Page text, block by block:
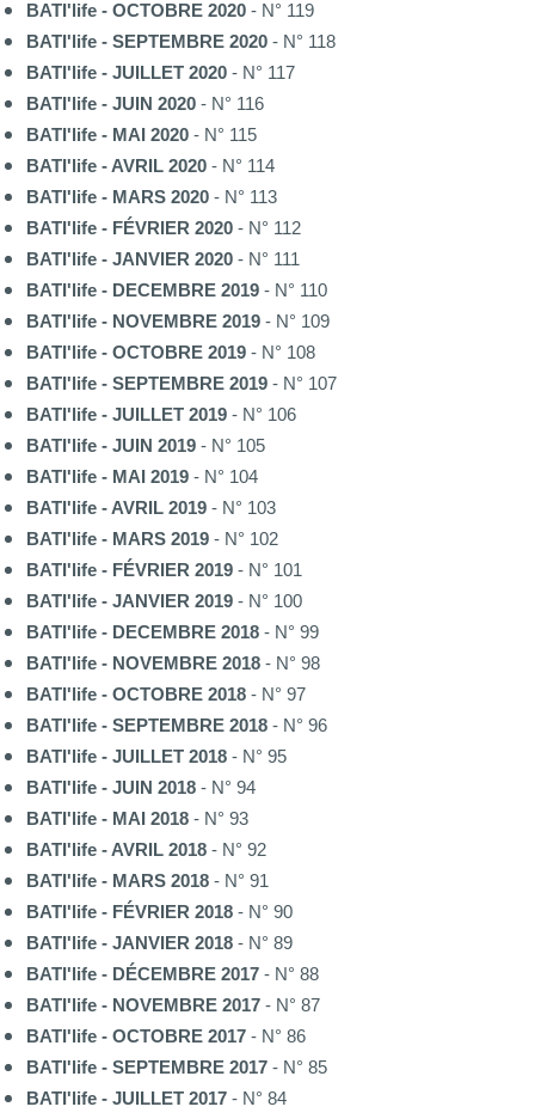
BATI'life - OCTOBRE 2020 - N° 119
BATI'life - SEPTEMBRE 2020 - N° 118
BATI'life - JUILLET 2020 - N° 117
BATI'life - JUIN 2020 - N° 116
BATI'life - MAI 2020 - N° 115
BATI'life - AVRIL 2020 - N° 114
BATI'life - MARS 2020 - N° 113
BATI'life - FÉVRIER 2020 - N° 112
BATI'life - JANVIER 2020 - N° 111
BATI'life - DECEMBRE 2019 - N° 110
BATI'life - NOVEMBRE 2019 - N° 109
BATI'life - OCTOBRE 2019 - N° 108
BATI'life - SEPTEMBRE 2019 - N° 107
BATI'life - JUILLET 2019 - N° 106
BATI'life - JUIN 2019 - N° 105
BATI'life - MAI 2019 - N° 104
BATI'life - AVRIL 2019 - N° 103
BATI'life - MARS 2019 - N° 102
BATI'life - FÉVRIER 2019 - N° 101
BATI'life - JANVIER 2019 - N° 100
BATI'life - DECEMBRE 2018 - N° 99
BATI'life - NOVEMBRE 2018 - N° 98
BATI'life - OCTOBRE 2018 - N° 97
BATI'life - SEPTEMBRE 2018 - N° 96
BATI'life - JUILLET 2018 - N° 95
BATI'life - JUIN 2018 - N° 94
BATI'life - MAI 2018 - N° 93
BATI'life - AVRIL 2018 - N° 92
BATI'life - MARS 2018 - N° 91
BATI'life - FÉVRIER 2018 - N° 90
BATI'life - JANVIER 2018 - N° 89
BATI'life - DÉCEMBRE 2017 - N° 88
BATI'life - NOVEMBRE 2017 - N° 87
BATI'life - OCTOBRE 2017 - N° 86
BATI'life - SEPTEMBRE 2017 - N° 85
BATI'life - JUILLET 2017 - N° 84